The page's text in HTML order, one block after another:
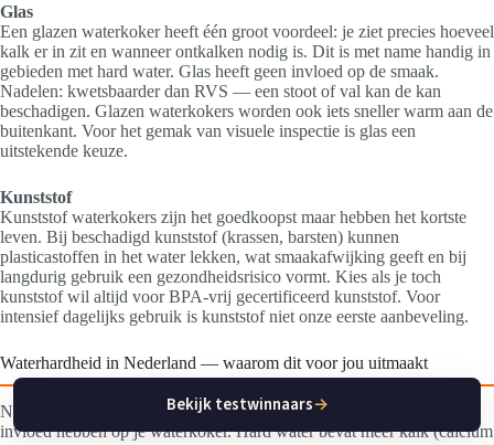
Glas
Een glazen waterkoker heeft één groot voordeel: je ziet precies hoeveel
kalk er in zit en wanneer ontkalken nodig is. Dit is met name handig in
gebieden met hard water. Glas heeft geen invloed op de smaak.
Nadelen: kwetsbaarder dan RVS — een stoot of val kan de kan
beschadigen. Glazen waterkokers worden ook iets sneller warm aan de
buitenkant. Voor het gemak van visuele inspectie is glas een
uitstekende keuze.
Kunststof
Kunststof waterkokers zijn het goedkoopst maar hebben het kortste
leven. Bij beschadigd kunststof (krassen, barsten) kunnen
plasticastoffen in het water lekken, wat smaakafwijking geeft en bij
langdurig gebruik een gezondheidsrisico vormt. Kies als je toch
kunststof wil altijd voor BPA-vrij gecertificeerd kunststof. Voor
intensief dagelijks gebruik is kunststof niet onze eerste aanbeveling.
Waterhardheid in Nederland — waarom dit voor jou uitmaakt
Nederland heeft regionale verschillen in waterhardheid die direct
invloed hebben op je waterkoker. Hard water bevat meer kalk (calcium
Bekijk testwinnaars→